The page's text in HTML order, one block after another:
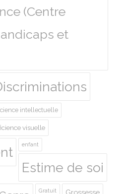
(Centre
et
intellectuelle
visuelle
enfant
Estime de soi
Gratuit Grossesse